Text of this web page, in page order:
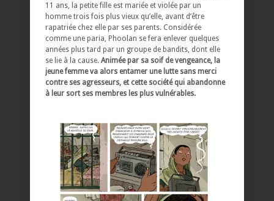
11 ans, la petite fille est mariée et violée par un
homme trois fois plus vieux qu’elle, avant d’être
rapatriée chez elle par ses parents. Considérée
comme une paria, Phoolan se fera enlever quelques
années plus tard par un groupe de bandits, dont elle
se lie à la cause. Animée par sa soif de vengeance, la
jeune femme va alors entamer une lutte sans merci
contre ses agresseurs, et cette société qui abandonne
à leur sort ses membres les plus vulnérables.